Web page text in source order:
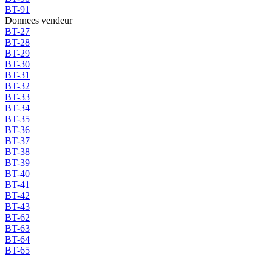
BT-91
Donnees vendeur
BT-27
BT-28
BT-29
BT-30
BT-31
BT-32
BT-33
BT-34
BT-35
BT-36
BT-37
BT-38
BT-39
BT-40
BT-41
BT-42
BT-43
BT-62
BT-63
BT-64
BT-65